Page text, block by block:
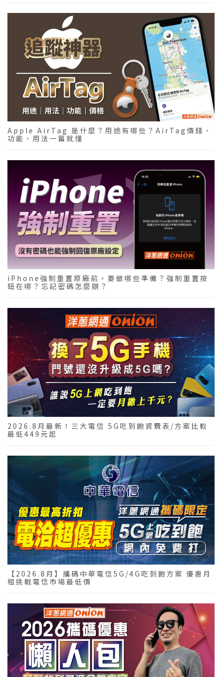
Apple AirTag 是什麼？用途有哪些？AirTag價錢、
功能、用法一篇就懂
iPhone強制重置原廠前，要做哪些準備？強制重置按
鈕在哪？忘記密碼怎麼辦？
2026.8月最新！三大電信 5G吃到飽資費表/方案比較
最低449元起
【2026.8月】攜碼中華電信5G/4G吃到飽方案 優惠月
租挑戰電信市場最低價